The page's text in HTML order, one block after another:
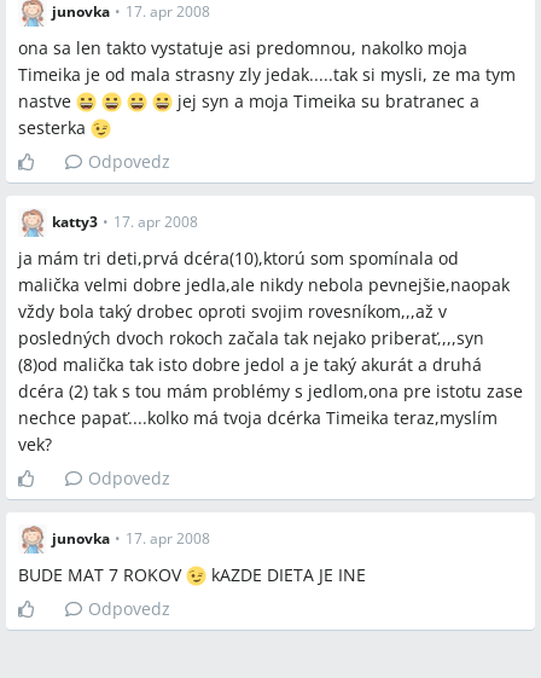
junovka • 17. apr 2008
ona sa len takto vystatuje asi predomnou, nakolko moja
Timeika je od mala strasny zly jedak.....tak si mysli, ze ma tym
nastve
jej syn a moja Timeika su bratranec a
sesterka
Odpovedz
katty3 • 17. apr 2008
ja mám tri deti,prvá dcéra(10),ktorú som spomínala od
malička velmi dobre jedla,ale nikdy nebola pevnejšie,naopak
vždy bola taký drobec oproti svojim rovesníkom,,,až v
posledných dvoch rokoch začala tak nejako priberať,,,,syn
(8)od malička tak isto dobre jedol a je taký akurát a druhá
dcéra (2) tak s tou mám problémy s jedlom,ona pre istotu zase
nechce papať....kolko má tvoja dcérka Timeika teraz,myslím
vek?
Odpovedz
junovka • 17. apr 2008
BUDE MAT 7 ROKOV
kAZDE DIETA JE INE
Odpovedz